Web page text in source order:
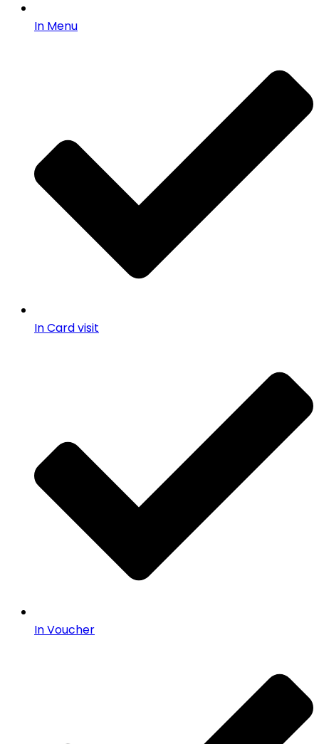
In Menu
In Card visit
In Voucher